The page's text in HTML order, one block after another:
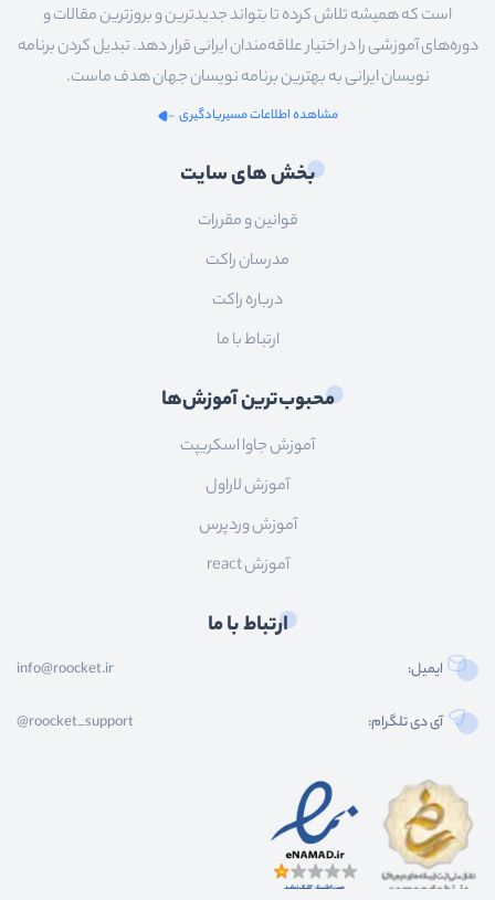
است که همیشه تلاش کرده تا بتواند جدیدترین و بروزترین مقالات و
دوره‌های آموزشی را در اختیار علاقه‌مندان ایرانی قرار دهد. تبدیل کردن برنامه
نویسان ایرانی به بهترین برنامه نویسان جهان هدف ماست.
مشاهده اطلاعات مسیریادگیری
بخش های سایت
قوانین و مقررات
مدرسان راکت
درباره راکت
ارتباط با ما
محبوب‌ترین آموزش‌ها
آموزش جاوا اسکریپت
آموزش لاراول
آموزش وردپرس
آموزش react
ارتباط با ما
ایمیل: info@roocket.ir
آی دی تلگرام: @roocket_support